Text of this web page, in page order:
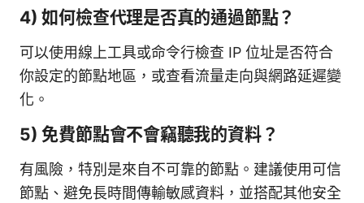
4) 如何檢查代理是否真的通過節點？
可以使用線上工具或命令行檢查 IP 位址是否符合
你設定的節點地區，或查看流量走向與網路延遲變
化。
5) 免費節點會不會竊聽我的資料？
有風險，特別是來自不可靠的節點。建議使用可信
節點、避免長時間傳輸敏感資料，並搭配其他安全